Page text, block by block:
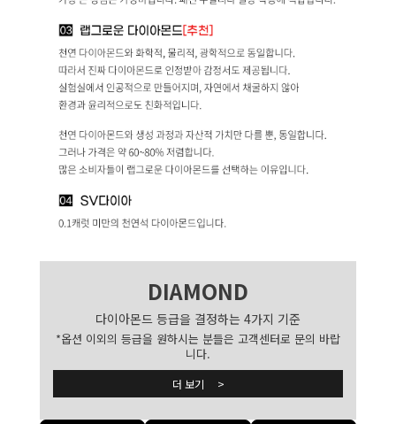
DIAMOND
다이아몬드 등급을 결정하는 4가지 기준
*옵션 이외의 등급을 원하시는 분들은 고객센터로 문의 바랍
니다.
더 보기 >